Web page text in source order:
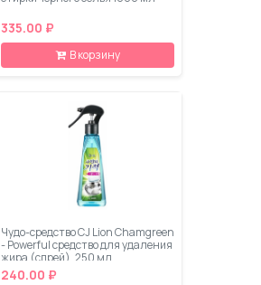
335.00 ₽
В корзину
Чудо-средство CJ Lion Chamgreen
- Powerful средство для удаления
жира (спрей), 250 мл
240.00 ₽